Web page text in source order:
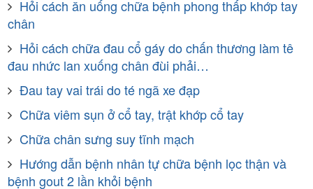
Hỏi cách ăn uống chữa bệnh phong thấp khớp tay
chân
Hỏi cách chữa đau cổ gáy do chấn thương làm tê
đau nhức lan xuống chân đùi phải…
Đau tay vai trái do té ngã xe đạp
Chữa viêm sụn ở cổ tay, trật khớp cổ tay
Chữa chân sưng suy tĩnh mạch
Hướng dẫn bệnh nhân tự chữa bệnh lọc thận và
bệnh gout 2 lần khỏi bệnh